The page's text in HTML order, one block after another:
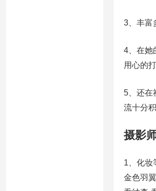
3、丰富
4、在她
用心的
5、还在
流十分
摄影
1、化妆
金色羽